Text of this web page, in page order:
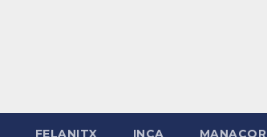
FELANITX INCA MANACOR